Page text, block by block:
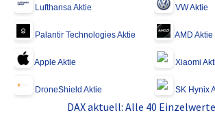
Lufthansa Aktie VW Aktie
Palantir Technologies Aktie AMD Aktie
Apple Aktie Xiaomi
DroneShield Aktie SK Hynix
DAX aktuell: Alle 40